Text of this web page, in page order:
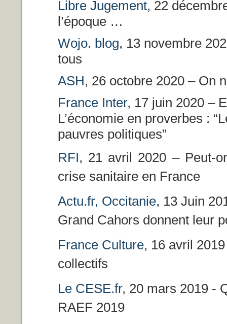
Libre Jugement, 22
l’époque …
Wojo. blog, 13 novembre
tous
ASH, 26 octobre 2020 – On
France Inter, 17 juin 2020 –
L’économie en proverbes :
pauvres politiques”
RFI, 21 avril 2020 – Peut-
crise sanitaire en France
Actu.fr, Occitanie, 13 Juin
Grand Cahors donnent leur
France Culture, 16 avril
collectifs
Le CESE.fr, 20 mars 2019 -
RAEF 2019